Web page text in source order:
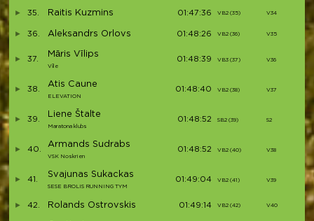
35. Raitis Kuzmins 01:47:36 VB2 (35) V34
36. Aleksandrs Orlovs 01:48:26 VB2 (36) V35
37.
Māris Vīlips
Vīle
01:48:39 VB3 (37) V36
38.
Atis Caune
ELEVATION
01:48:40 VB2 (38) V37
39.
Liene Štalte
Maratona klubs
01:48:52 SB2 (39) S2
40.
Armands Sudrabs
VSK Noskrien
01:48:52 VB2 (40) V38
41.
Svajunas Sukackas
SESE BROLIS RUNNING TYM
01:49:04 VB2 (41) V39
42. Rolands Ostrovskis 01:49:14 VB2 (42) V40